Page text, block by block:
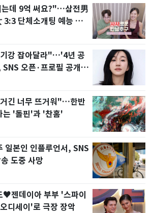
데 9억 써요?"…삼전男
단체소개팅 예능 화
강 잡아달라"…'4년 공
오픈·프로필 공개
긴 너무 뜨거워"…한반
는 '돌핀'과 '찬홈'
일본인 인플루언서, SNS
도중 사망
♥젠데이아 부부 '스파이
디세이'로 극장 장악